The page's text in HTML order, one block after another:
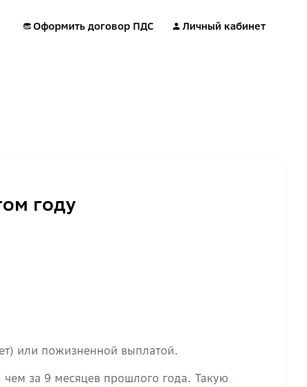
Оформить договор ПДС Личный кабинет
году
или пожизненной выплатой.
за 9 месяцев прошлого года. Такую